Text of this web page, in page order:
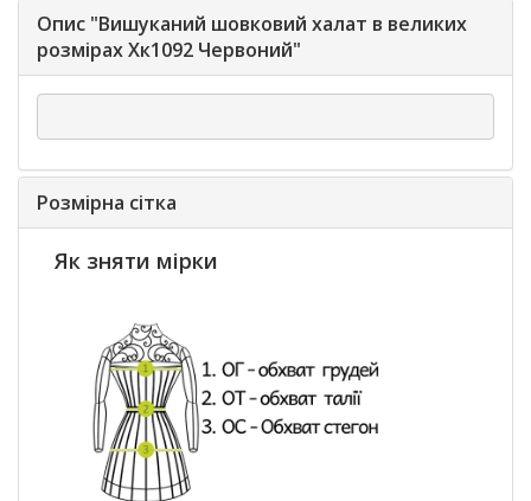
Опис "Вишуканий шовковий халат в великих
розмірах Хк1092 Червоний"
Розмірна сітка
Як зняти мірки